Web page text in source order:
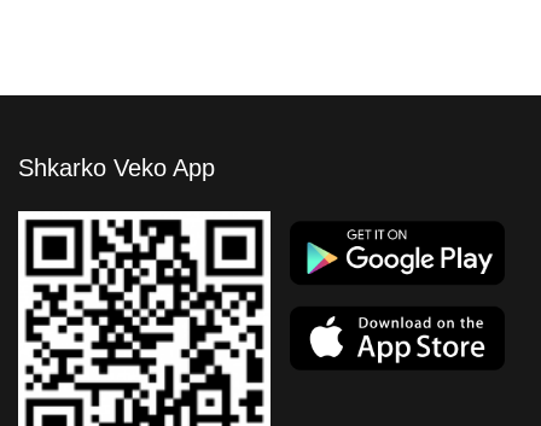
Shkarko Veko App